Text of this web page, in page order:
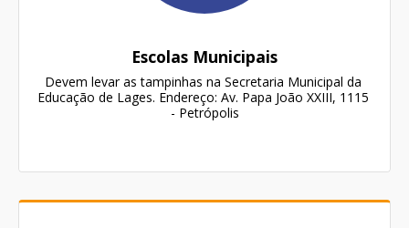
Escolas Municipais
Devem levar as tampinhas na Secretaria Municipal da
Educação de Lages. Endereço: Av. Papa João XXIII, 1115
- Petrópolis